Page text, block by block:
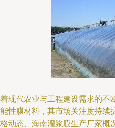
现代农业与工程建设需求的不
性膜材料，其市场关注度持续
动态、海南灌浆膜生产厂家概